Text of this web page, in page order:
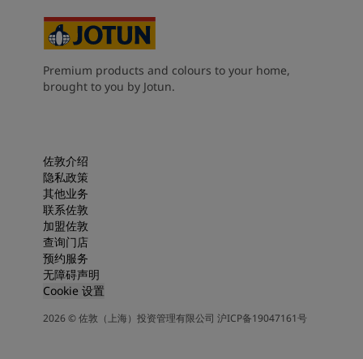
Premium products and colours to your home,
brought to you by Jotun.
佐敦介绍
隐私政策
其他业务
联系佐敦
加盟佐敦
查询门店
预约服务
无障碍声明
Cookie 设置
2026©佐敦（上海）投资管理有限公司 沪ICP备19047161号